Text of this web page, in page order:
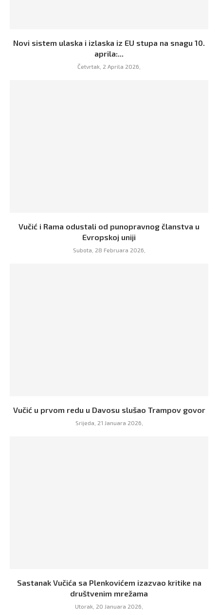
Novi sistem ulaska i izlaska iz EU stupa na snagu 10.
aprila:...
Četvrtak, 2 Aprila 2026,
Vučić i Rama odustali od punopravnog članstva u
Evropskoj uniji
Subota, 28 Februara 2026,
Vučić u prvom redu u Davosu slušao Trampov govor
Srijeda, 21 Januara 2026,
Sastanak Vučića sa Plenkovićem izazvao kritike na
društvenim mrežama
Utorak, 20 Januara 2026,